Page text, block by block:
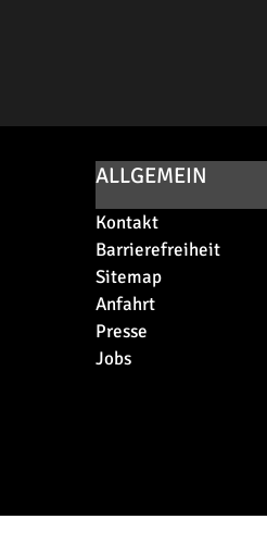
ALLGEMEIN
Kontakt
Barrierefreiheit
Sitemap
Anfahrt
Presse
Jobs